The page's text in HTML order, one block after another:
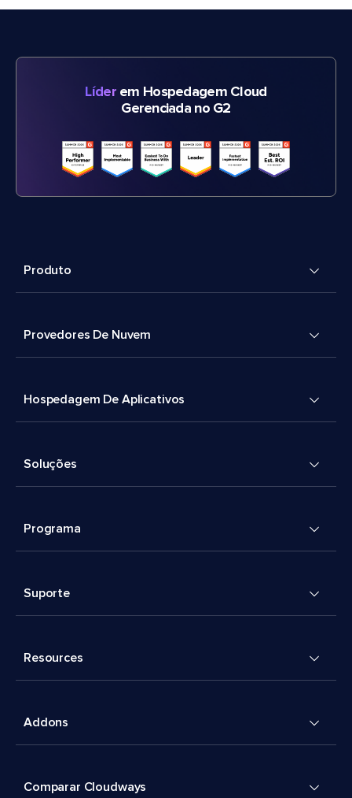
Líderem Hospedagem Cloud
Gerenciada no G2
Produto
Provedores De Nuvem
Hospedagem De Aplicativos
Soluções
Programa
Suporte
Resources
Addons
Comparar Cloudways